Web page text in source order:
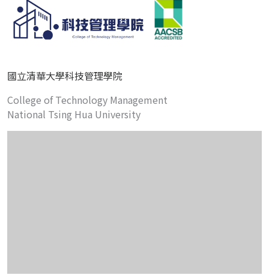
國立清華大學科技管理學院
College of Technology Management
National Tsing Hua University